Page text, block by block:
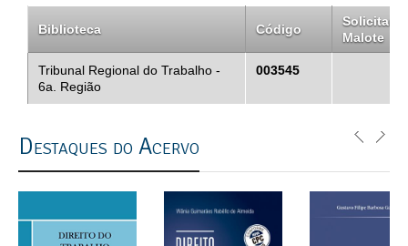
Biblioteca Código
Solicitar
Malote
Tribunal Regional do Trabalho -
6a. Região
003545
Destaques do Acervo